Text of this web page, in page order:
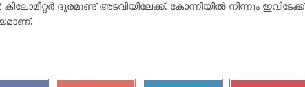
ദൂരമുണ്ട് അടവിയിലേക്ക്. കോന്നിയിൽ നിന്നും ഇവിടേക്ക്